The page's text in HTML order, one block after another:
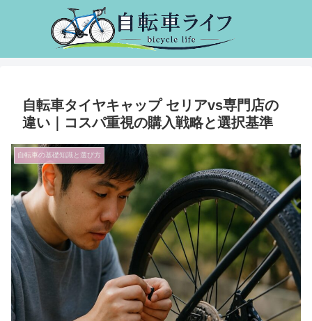
自転車タイヤキャップ セリアvs専門店の
違い｜コスパ重視の購入戦略と選択基準
自転車の基礎知識と選び方